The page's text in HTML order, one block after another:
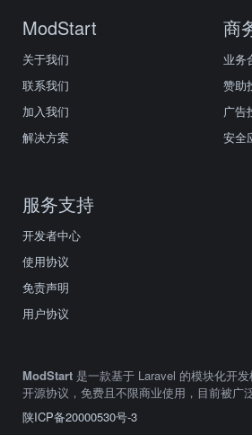
ModStart
关于我们
联系我们
加入我们
解决方案
商
业务
赞助
广告
安全
服务支持
开发者中心
使用协议
免责声明
用户协议
ModStart 是一款基于 Laravel 的模块化开
开源协议，免费且不限商业使用，目前被广
陕ICP备20000530号-3